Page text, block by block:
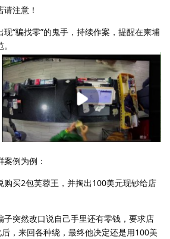
注意！
“骗找零”的鬼手，持续作案，提醒在柬埔
例为例：
购买2包芙蓉王，并掏出100美元现钞给店
子突然改口说自己手里还有零钱，要求店
，来回各种绕，最终他决定还是用100美